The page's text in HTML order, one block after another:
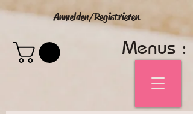
Anmelden/Registrieren
Menus :